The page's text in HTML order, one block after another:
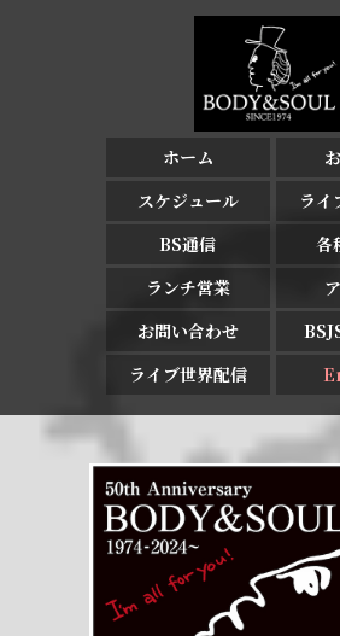
ホーム
スケジュール
ライ
BS通信
各
ランチ営業
お問い合わせ
ライブ世界配信